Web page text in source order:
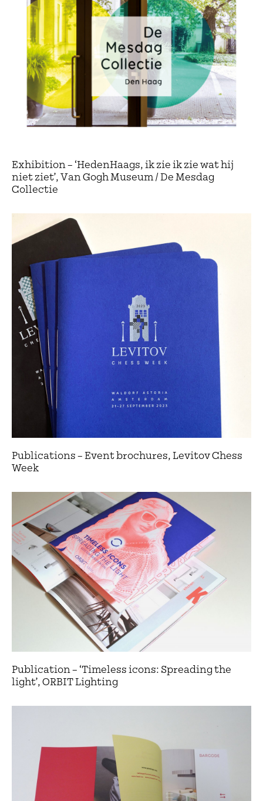
Exhibition – ‘HedenHaags, ik zie ik zie wat hij
niet ziet’, Van Gogh Museum / De Mesdag
Collectie
Publications – Event brochures, Levitov Chess
Week
Publication – ‘Timeless icons: Spreading the
light’, ORBIT Lighting